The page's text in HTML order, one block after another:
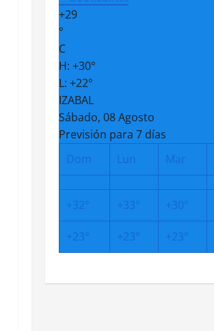
+29
°
C
H: +30°
L: +22°
IZABAL
Sábado, 08 Agosto
Previsión para 7 días
Dom
Lun Mar
+32° +33° +30°
+23° +23° +23°